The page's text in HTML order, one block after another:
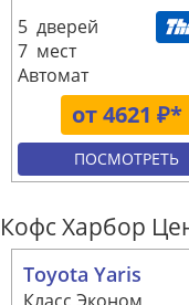
от 4621 ₽*
5 дверей
7 мест
Автомат
ПОСМОТРЕТЬ
Кофс Харбор
Toyota Yaris